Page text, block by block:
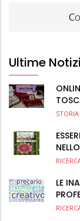
Ultime
LE